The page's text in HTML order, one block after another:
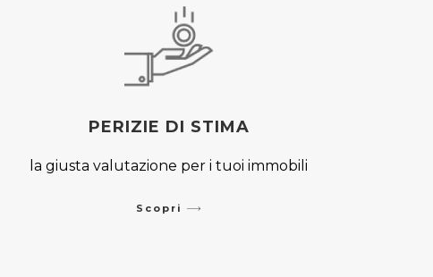
PERIZIE DI STIMA
la giusta valutazione per i tuoi immobili
Scopri